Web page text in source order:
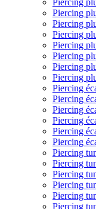
Piercing
Piercing
Piercing
Piercing
Piercing
Piercing
Piercing
Piercing
Piercing
Piercing
Piercing
Piercing
Piercing
Piercing
Piercing
Piercing
Piercing
Piercing
Piercing
Piercing